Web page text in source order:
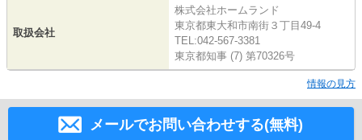
取扱会社
株式会社ホームランド
東京都東大和市南街３丁目49-4
TEL:042-567-3381
東京都知事 (7) 第70326号
情報の見方
メールでお問い合わせする(無料)